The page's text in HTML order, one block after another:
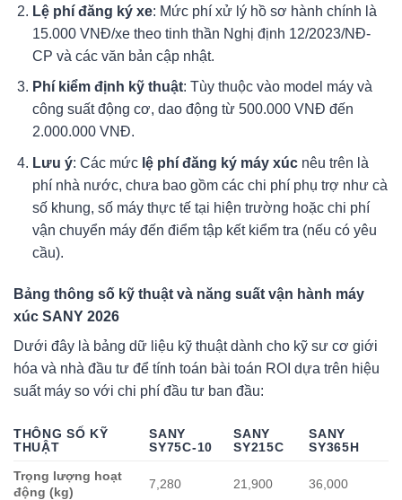
Lệ phí đăng ký xe: Mức phí xử lý hồ sơ hành chính là
15.000 VNĐ/xe theo tinh thần Nghị định 12/2023/NĐ-
CP và các văn bản cập nhật.
Phí kiểm định kỹ thuật: Tùy thuộc vào model máy và
công suất động cơ, dao động từ 500.000 VNĐ đến
2.000.000 VNĐ.
Lưu ý: Các mức lệ phí đăng ký máy xúcnêu trên là
phí nhà nước, chưa bao gồm các chi phí phụ trợ như cà
số khung, số máy thực tế tại hiện trường hoặc chi phí
vận chuyển máy đến điểm tập kết kiểm tra (nếu có yêu
cầu).
Bảng thông số kỹ thuật và năng suất vận hành máy
xúc SANY 2026
Dưới đây là bảng dữ liệu kỹ thuật dành cho kỹ sư cơ giới
hóa và nhà đầu tư để tính toán bài toán ROI dựa trên hiệu
suất máy so với chi phí đầu tư ban đầu:
THÔNG SỐ KỸ
THUẬT
SANY
SY75C-10
SANY
SY215C
SANY
SY365H
Trọng lượng hoạt
động (kg)
7,280 21,900 36,000